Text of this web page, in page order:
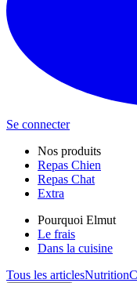
Se connecter
Nos produits
Repas Chien
Repas Chat
Extra
Pourquoi Elmut
Le frais
Dans la cuisine
Tous les articlesNutrition